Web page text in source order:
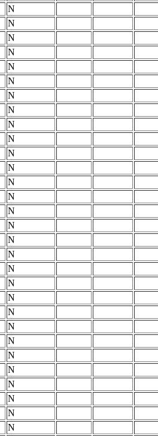
N
N
N
N
N
N
N
N
N
N
N
N
N
N
N
N
N
N
N
N
N
N
N
N
N
N
N
N
N
N